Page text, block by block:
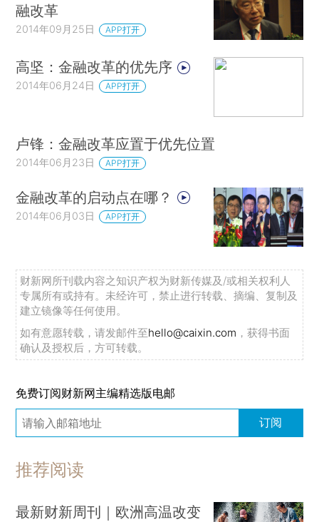
融改革
2014年09月25日 APP打开
高坚：金融改革的优先序
2014年06月24日 APP打开
卢锋：金融改革应置于优先位置
2014年06月23日 APP打开
金融改革的启动点在哪？
2014年06月03日 APP打开
财新网所刊载内容之知识产权为财新传媒及/或相关权利人
专属所有或持有。未经许可，禁止进行转载、摘编、复制及
建立镜像等任何使用。
如有意愿转载，请发邮件至hello@caixin.com ，获得书面
确认及授权后，方可转载。
免费订阅财新网主编精选版电邮
订阅
推荐阅读
最新财新周刊｜欧洲高温改变